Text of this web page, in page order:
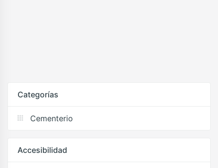
Categorías
Cementerio
Accesibilidad